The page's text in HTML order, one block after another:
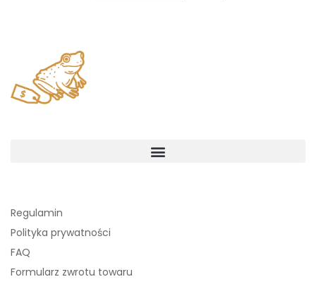
Regulamin
Polityka prywatności
FAQ
Formularz zwrotu towaru